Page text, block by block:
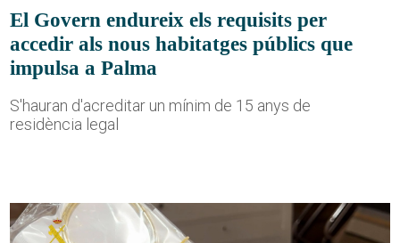
El Govern endureix els requisits per
accedir als nous habitatges públics que
impulsa a Palma
S'hauran d'acreditar un mínim de 15 anys de
residència legal